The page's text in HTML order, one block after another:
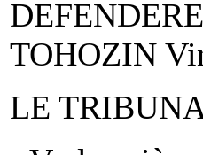
TOHOZIN
LE